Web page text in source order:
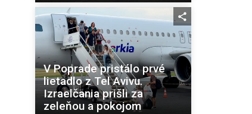
V Poprade pristálo prvé
lietadlo z Tel Avivu.
Izraelčania prišli za
zeleňou a pokojom